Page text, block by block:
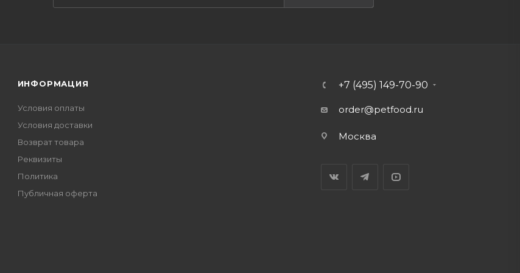
ИНФОРМАЦИЯ
Условия оплаты
Условия доставки
Возврат товара
Реквизиты
Политика
Публичная оферта
+7 (495) 149-70-90
order@petfood.ru
Москва